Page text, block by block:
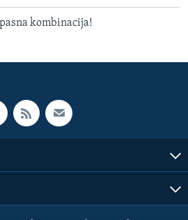
kombinacija!